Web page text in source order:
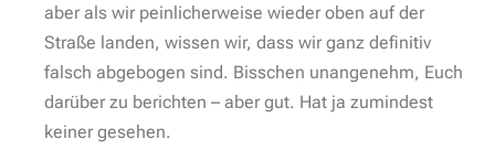
aber als wir peinlicherweise wieder oben auf der
Straße landen, wissen wir, dass wir ganz definitiv
falsch abgebogen sind. Bisschen unangenehm, Euch
darüber zu berichten – aber gut. Hat ja zumindest
keiner gesehen.